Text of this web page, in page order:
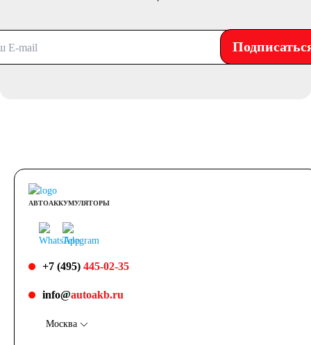
АВТОАККУМУЛЯТОРЫ
+7 (495) 445-02-35
info@autoakb.ru
Москва